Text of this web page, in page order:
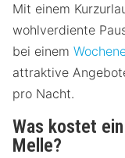
Mit einem
wohlverdiente
bei einem
attraktive
pro Nacht.
Was kostet
Melle?